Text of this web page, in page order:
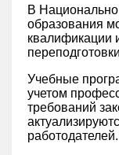
В
образования
квалификации
Учебные
учетом
требований
работодателей.